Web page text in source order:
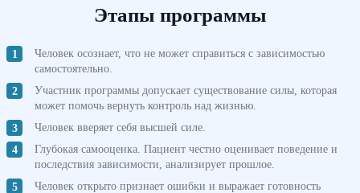
Этапы программы
Человек осознает, что не может справиться с зависимостью
самостоятельно.
Участник программы допускает существование силы, которая
может помочь вернуть контроль над жизнью.
Человек вверяет себя высшей силе.
Глубокая самооценка. Пациент честно оценивает поведение и
последствия зависимости, анализирует прошлое.
Человек открыто признает ошибки и выражает готовность